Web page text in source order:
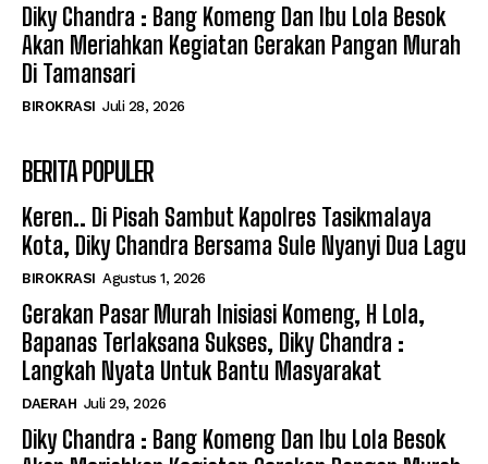
Diky Chandra : Bang Komeng Dan Ibu Lola Besok
Akan Meriahkan Kegiatan Gerakan Pangan Murah
Di Tamansari
BIROKRASI Juli 28, 2026
BERITA POPULER
Keren.. Di Pisah Sambut Kapolres Tasikmalaya
Kota, Diky Chandra Bersama Sule Nyanyi Dua Lagu
BIROKRASI Agustus 1, 2026
Gerakan Pasar Murah Inisiasi Komeng, H Lola,
Bapanas Terlaksana Sukses, Diky Chandra :
Langkah Nyata Untuk Bantu Masyarakat
DAERAH Juli 29, 2026
Diky Chandra : Bang Komeng Dan Ibu Lola Besok